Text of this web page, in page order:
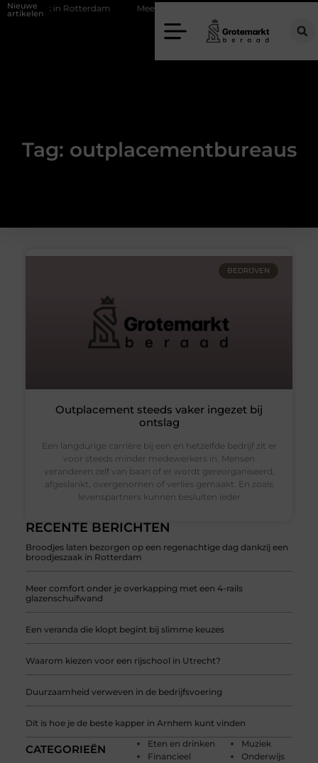
Nieuwe
artikelenin Rotterdam Meer comfort onder je overkapping met
Tag: outplacementbureaus
RECENTE BERICHTEN
Broodjes laten bezorgen op een regenachtige dag dankzij een
broodjeszaak in Rotterdam
Meer comfort onder je overkapping met een 4-rails
glazenschuifwand
Een veranda die klopt begint bij slimme keuzes
Waarom kiezen voor een rijschool in Utrecht?
Duurzaamheid verweven in de bedrijfsvoering
Dit is hoe je de beste kapper in Arnhem kunt vinden
CATEGORIEËN
Eten en drinken
Financieel
Muziek
Onderwijs
BEDRIJVEN
Outplacement steeds vaker ingezet bij
ontslag
Een langdurige carrière bij een en hetzelfde bedrijf zit er
voor steeds minder medewerkers in. Mensen
veranderen zelf van baan of er wordt gereorganiseerd,
afgeslankt, overgenomen of verlies gemaakt. En zoals
levenspartners kunnen besluiten ieder